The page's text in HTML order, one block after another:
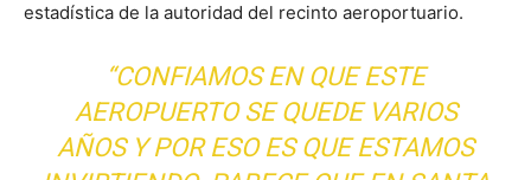
estadística de la autoridad del recinto aeroportuario.
“CONFIAMOS EN QUE ESTE
AEROPUERTO SE QUEDE VARIOS
AÑOS Y POR ESO ES QUE ESTAMOS